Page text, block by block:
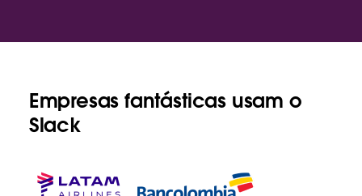
Empresas fantásticas usam o
Slack